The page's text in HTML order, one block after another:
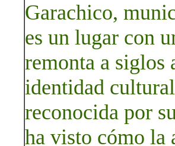
Garachico,
es un lugar con
remonta a siglos
identidad
reconocida por
ha visto cómo la